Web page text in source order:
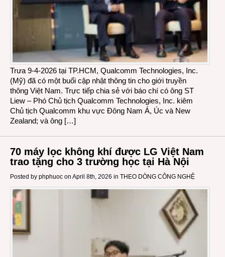
Trưa 9-4-2026 tại TP.HCM, Qualcomm Technologies, Inc.
(Mỹ) đã có một buổi cập nhật thông tin cho giới truyền
thông Việt Nam. Trực tiếp chia sẻ với báo chí có ông ST
Liew – Phó Chủ tịch Qualcomm Technologies, Inc. kiêm
Chủ tịch Qualcomm khu vực Đông Nam Á, Úc và New
Zealand; và ông […]
70 máy lọc không khí được LG Việt Nam
trao tặng cho 3 trường học tại Hà Nội
Posted by phphuoc on April 8th, 2026 in THEO DÒNG CÔNG NGHỆ